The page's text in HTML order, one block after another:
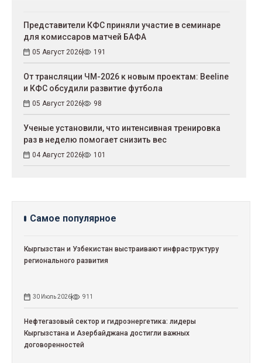
Представители КФС приняли участие в семинаре
для комиссаров матчей БАФА
05 Август 2026 191
От трансляции ЧМ-2026 к новым проектам: Beeline
и КФС обсудили развитие футбола
05 Август 2026 98
Ученые установили, что интенсивная тренировка
раз в неделю помогает снизить вес
04 Август 2026 101
Самое популярное
Кыргызстан и Узбекистан выстраивают инфраструктуру
регионального развития
30 Июль 2026 911
Нефтегазовый сектор и гидроэнергетика: лидеры
Кыргызстана и Азербайджана достигли важных
договоренностей